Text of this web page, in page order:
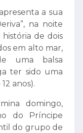
a sua
na noite
de dois
em alto mar,
uma balsa
ter sido uma
anos).
domingo,
do Príncipe
do grupo de